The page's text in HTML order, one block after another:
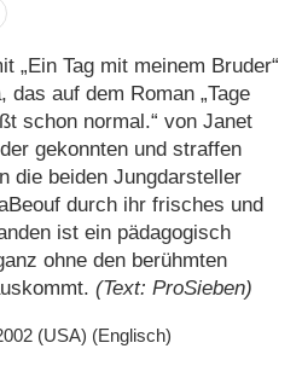
„Ein Tag mit meinem Bruder“
auf dem Roman „Tage
schon normal.“ von Janet
gekonnten und straffen
die beiden Jungdarsteller
durch ihr frisches und
ist ein pädagogisch
ohne den berühmten
(Text: ProSieben)
(USA) (Englisch)